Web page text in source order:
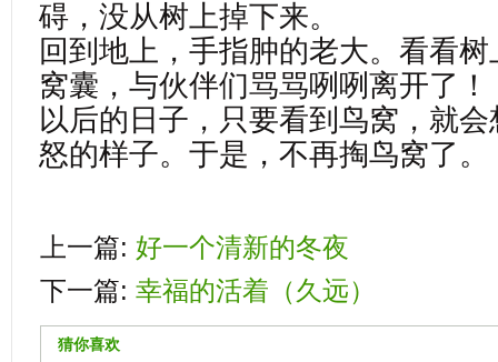
碍，没从树上掉下来。
回到地上，手指肿的老大。看看
窝囊，与伙伴们骂骂咧咧离开了！
以后的日子，只要看到鸟窝，就
怒的样子。于是，不再掏鸟窝了。
上一篇: 好一个清新的冬夜
下一篇: 幸福的活着（久远）
猜你喜欢